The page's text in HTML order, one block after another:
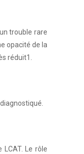
trouble rare
opacité de la
réduit1.
Le rôle